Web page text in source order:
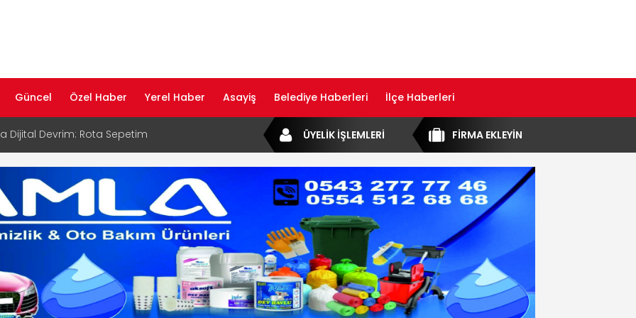
Güncel Özel Haber Yerel Haber Asayiş Belediye Haberleri İlçe Haberleri
Dijital Devrim: Rota Sepetim
Bölge Müdürü Makam Koltuğunu
Rehberi ile Google ve Yapay Zeka
Öne Çıkın
Rehberi Hizmete Girdi
Yayın Hayatına Başladı | Hızlı ve Akıllı
FİRMA EKLEYİN
ÜYELİK İŞLEMLERİ